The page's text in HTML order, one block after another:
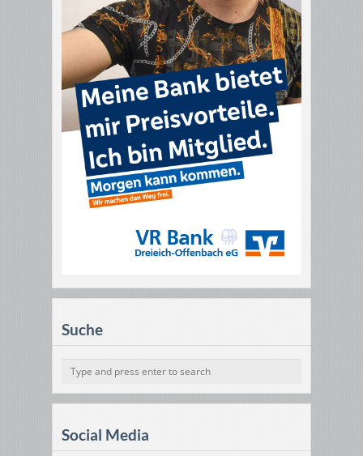
Suche
Social Media